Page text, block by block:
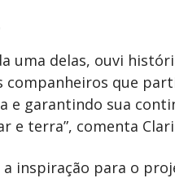
uma delas, ouvi
que
e garantindo sua
e terra”, comenta
inspiração para o